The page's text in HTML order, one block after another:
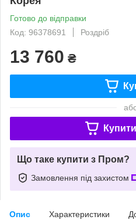
Готово до відправки
Код: 96378691
Роздріб
13 760 ₴
Що таке купити з Пром?
Замовлення під захистом
Опис Характеристики